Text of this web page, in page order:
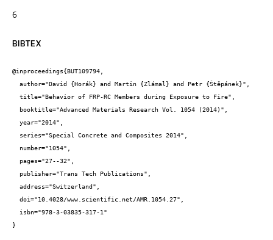
6
BIBTEX
@inproceedings{BUT109794,
}